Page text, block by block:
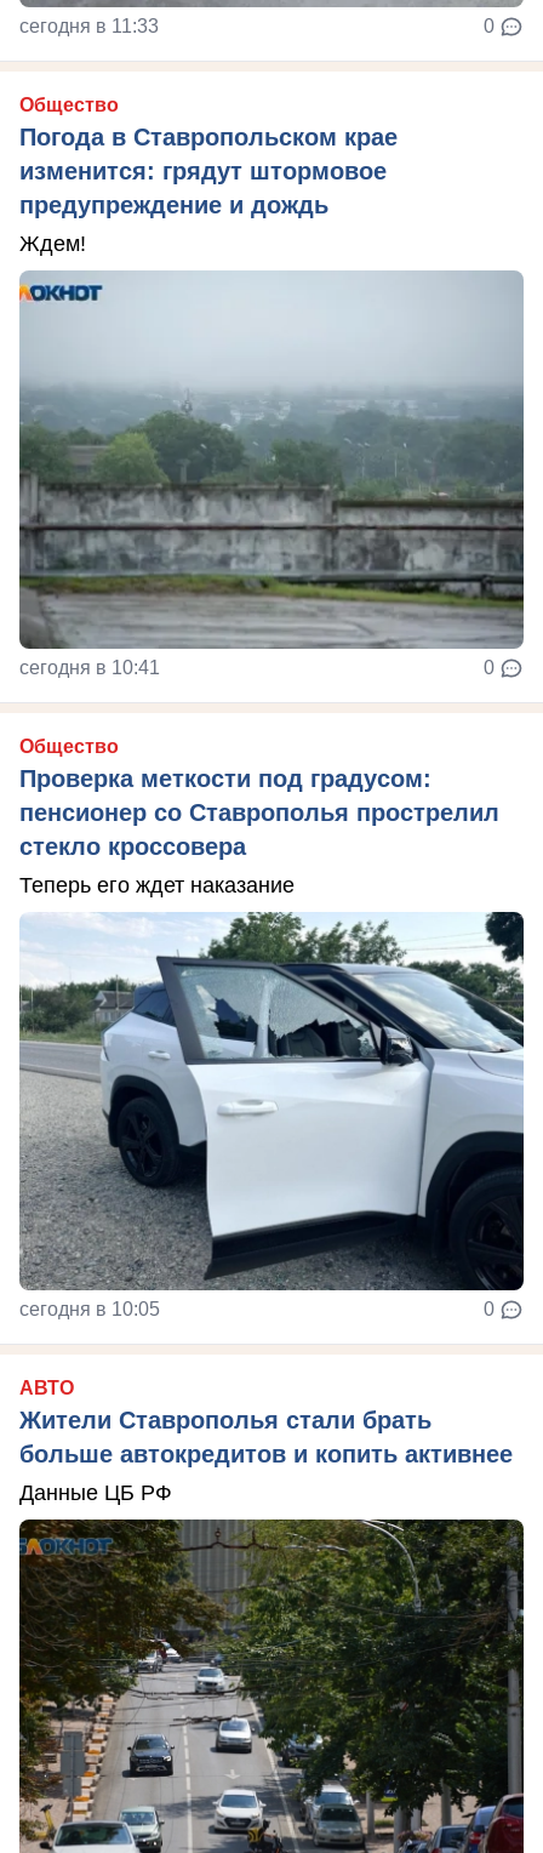
сегодня в 11:33 0
Общество
Погода в Ставропольском крае
изменится: грядут штормовое
предупреждение и дождь
Ждем!
сегодня в 10:41 0
Общество
Проверка меткости под градусом:
пенсионер со Ставрополья прострелил
стекло кроссовера
Теперь его ждет наказание
сегодня в 10:05 0
АВТО
Жители Ставрополья стали брать
больше автокредитов и копить активнее
Данные ЦБ РФ